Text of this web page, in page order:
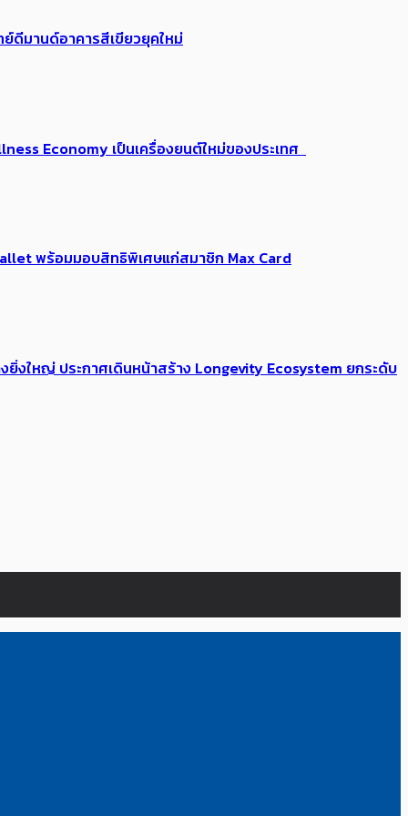
ย์ดีมานด์อาคารสีเขียวยุคใหม่
Economy เป็นเครื่องยนต์ใหม่ของประเทศ
พร้อมมอบสิทธิพิเศษแก่สมาชิก Max Card
งใหญ่ ประกาศเดินหน้าสร้าง Longevity Ecosystem ยกระดับ